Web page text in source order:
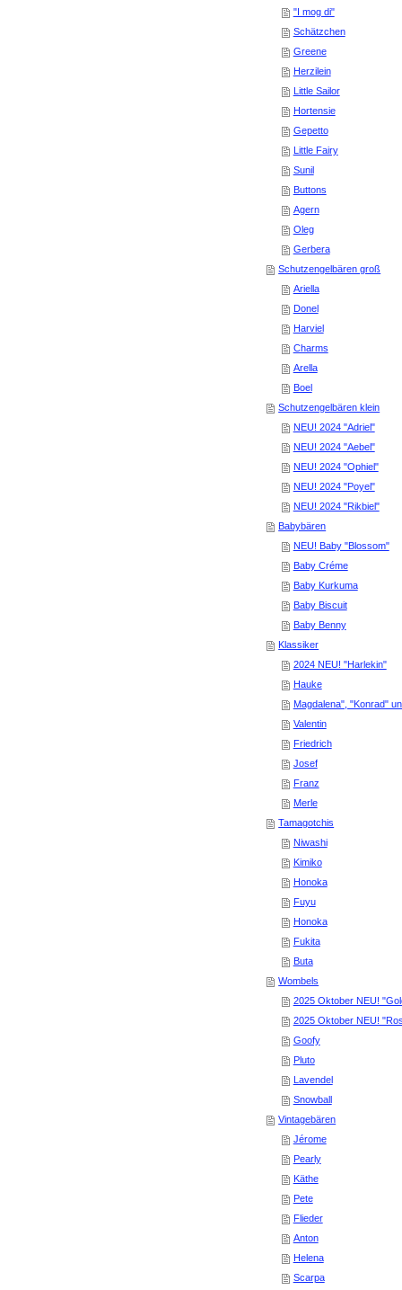
"I mog di"
Schätzchen
Greene
Herzilein
Little Sailor
Hortensie
Gepetto
Little Fairy
Sunil
Buttons
Agern
Oleg
Gerbera
Schutzengelbären groß
Ariella
Donel
Harviel
Charms
Arella
Boel
Schutzengelbären klein
NEU! 2024 "Adriel"
NEU! 2024 "Aebel"
NEU! 2024 "Ophiel"
NEU! 2024 "Poyel"
NEU! 2024 "Rikbiel"
Babybären
NEU! Baby "Blossom"
Baby Créme
Baby Kurkuma
Baby Biscuit
Baby Benny
Klassiker
2024 NEU! "Harlekin"
Hauke
Magdalena", "Konrad"
Valentin
Friedrich
Josef
Franz
Merle
Tamagotchis
Niwashi
Kimiko
Honoka
Fuyu
Honoka
Fukita
Buta
Wombels
2025 Oktober NEU!
2025 Oktober NEU!
Goofy
Pluto
Lavendel
Snowball
Vintagebären
Jérome
Pearly
Käthe
Pete
Flieder
Anton
Helena
Scarpa